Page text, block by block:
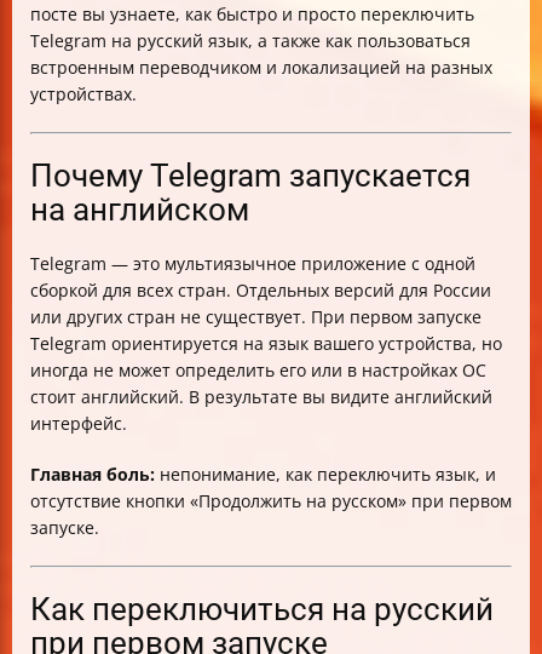
Ограничения перевода для пользователей без
Premium
Практические примеры использования перевода
Локализация Telegram — как скачать и применить
файл
Что делать, если не удаётся скачать файл
локализации
Безопасность и целостность файлов локализации
Как вернуть прежний язык
Разница между сменой языка в Telegram и в
настройках ОС
Структура инструкции по платформам
Дополнительные советы
Заключение
посте вы узнаете, как быстро и просто переключить
Telegram на русский язык, а также как пользоваться
встроенным переводчиком и локализацией на разных
устройствах.
Почему Telegram запускается
на английском
Telegram — это мультиязычное приложение с одной
сборкой для всех стран. Отдельных версий для России
или других стран не существует. При первом запуске
Telegram ориентируется на язык вашего устройства, но
иногда не может определить его или в настройках ОС
стоит английский. В результате вы видите английский
интерфейс.
Главная боль: непонимание, как переключить язык, и
отсутствие кнопки «Продолжить на русском» при первом
запуске.
Как переключиться на русский
при первом запуске